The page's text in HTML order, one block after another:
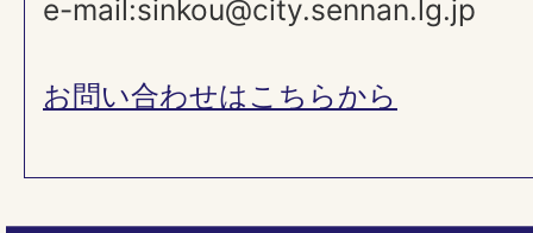
e-mail:sinkou@city.sennan.lg.jp
お問い合わせはこちらから